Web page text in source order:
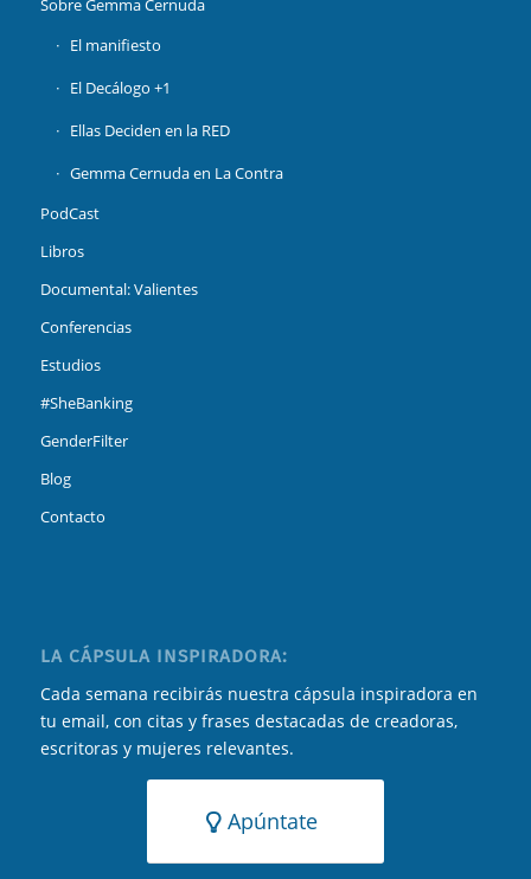
Sobre Gemma Cernuda
El manifiesto
El Decálogo +1
Ellas Deciden en la RED
Gemma Cernuda en La Contra
PodCast
Libros
Documental: Valientes
Conferencias
Estudios
#SheBanking
GenderFilter
Blog
Contacto
LA CÁPSULA INSPIRADORA:
Cada semana recibirás nuestra cápsula inspiradora en
tu email, con citas y frases destacadas de creadoras,
escritoras y mujeres relevantes.
Apúntate